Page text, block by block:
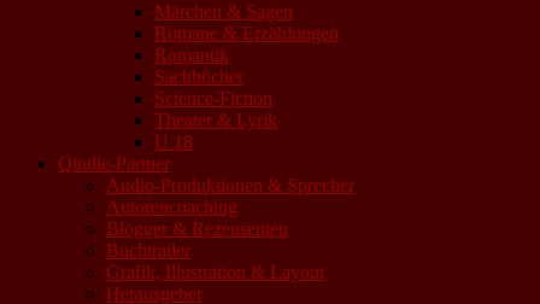
Märchen & Sagen
Romane & Erzählungen
Romantik
Sachbücher
Science-Fiction
Theater & Lyrik
U 18
Qindie-Partner
Audio-Produktionen & Sprecher
Autorencoaching
Blogger & Rezensenten
Buchtrailer
Grafik, Illustration & Layout
Herausgeber